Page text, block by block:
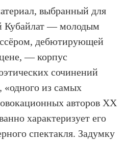
выбранный для
Кубайлат — молодым
дебютирующей
— корпус
сочинений
«одного из самых
авторов ХХ
характеризует его
спектакля. Задумку